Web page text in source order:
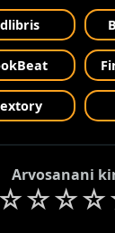
Arvosanani
☆☆☆☆